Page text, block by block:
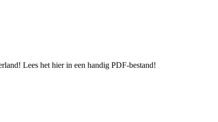
Lees het hier in een handig PDF-bestand!